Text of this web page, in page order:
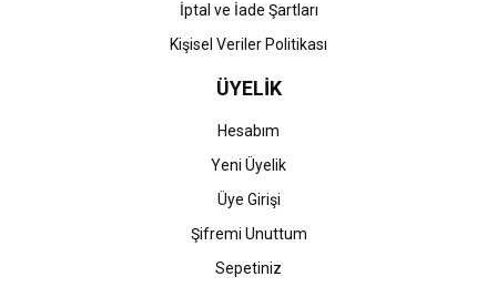
İptal ve İade Şartları
Kişisel Veriler Politikası
ÜYELİK
Hesabım
Yeni Üyelik
Üye Girişi
Şifremi Unuttum
Sepetiniz